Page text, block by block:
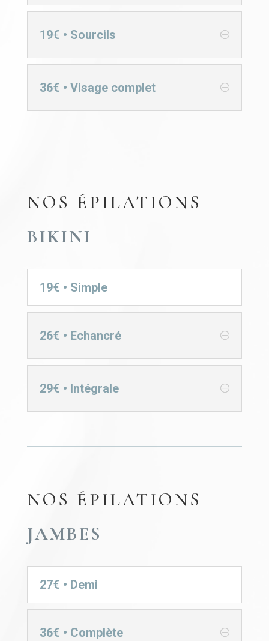
19€ • Sourcils
36€ • Visage complet
NOS ÉPILATIONS
BIKINI
19€ • Simple
26€ • Echancré
29€ • Intégrale
NOS ÉPILATIONS
JAMBES
27€ • Demi
36€ • Complète